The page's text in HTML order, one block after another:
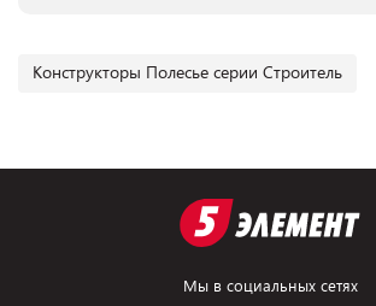
Конструкторы Полесье серии Строитель
Мы в социальных сетях